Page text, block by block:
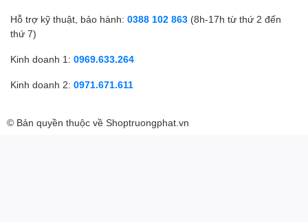
Hỗ trợ kỹ thuật, bảo hành: 0388 102 863 (8h-17h từ thứ 2 đến
thứ 7)
Kinh doanh 1: 0969.633.264
Kinh doanh 2: 0971.671.611
© Bản quyền thuộc về Shoptruongphat.vn